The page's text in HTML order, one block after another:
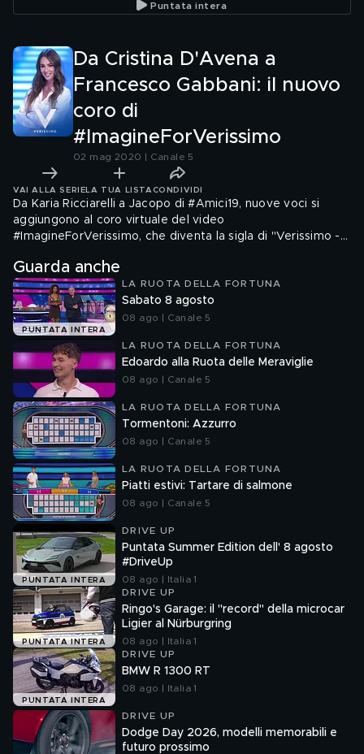
Puntata intera
Da Cristina D'Avena a
Francesco Gabbani: il nuovo
coro di
#ImagineForVerissimo
02 mag 2020 | Canale 5
VAI ALLA SERIE LA TUA LISTA CONDIVIDI
Da Karia Ricciarelli a Jacopo di #Amici19, nuove voci si
aggiungono al coro virtuale del video
#ImagineForVerissimo, che diventa la sigla di "Verissimo -
Guarda anche
PUNTATA INTERA
LA RUOTA DELLA FORTUNA
Sabato 8 agosto
08 ago | Canale 5
LA RUOTA DELLA FORTUNA
Edoardo alla Ruota delle Meraviglie
08 ago | Canale 5
LA RUOTA DELLA FORTUNA
Tormentoni: Azzurro
08 ago | Canale 5
LA RUOTA DELLA FORTUNA
Piatti estivi: Tartare di salmone
08 ago | Canale 5
PUNTATA INTERA
DRIVE UP
Puntata Summer Edition dell' 8 agosto
#DriveUp
08 ago | Italia 1
PUNTATA INTERA
DRIVE UP
Ringo's Garage: il "record" della microcar
Ligier al Nürburgring
08 ago | Italia 1
PUNTATA INTERA
DRIVE UP
BMW R 1300 RT
08 ago | Italia 1
DRIVE UP
Dodge Day 2026, modelli memorabili e
futuro prossimo